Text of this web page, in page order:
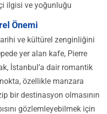
ilgisi ve yoğunluğu
Önemi
ve kültürel zenginliğini
yer alan kafe, Pierre
İstanbul’a dair romantik
özellikle manzara
bir destinasyon olmasının
gözlemleyebilmek için